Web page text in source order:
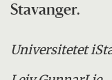
Stavanger.
Universitetet i